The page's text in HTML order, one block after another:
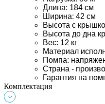
Длина: 184 см
Ширина: 42 см
Высота с
Высота до дна
Вес: 12 кг
Материал
Помпа:
Страна -
Гарантия на
Комплектация